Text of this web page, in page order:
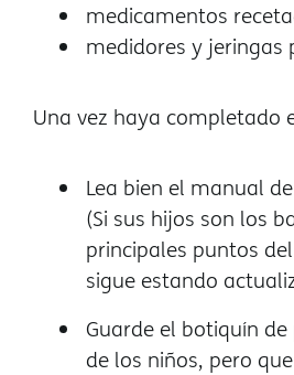
medicamentos
medidores y
Una vez haya completado
Lea bien el manual
(Si sus hijos son los
principales puntos
sigue estando
Guarde el botiquín
de los niños, pero